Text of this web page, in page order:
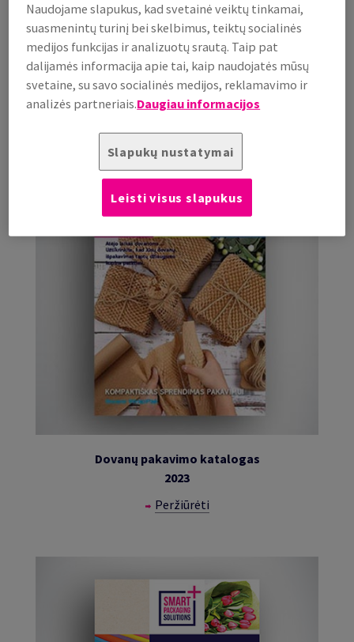
Paslaugų katalogas
2026
Peržiūrėti
Dovanų pakavimo katalogas
2023
Peržiūrėti
Naudojame slapukus, kad svetainė veiktų tinkamai,
suasmenintų turinį bei skelbimus, teiktų socialinės
medijos funkcijas ir analizuotų srautą. Taip pat
dalijamės informacija apie tai, kaip naudojatės mūsų
svetaine, su savo socialinės medijos, reklamavimo ir
analizės partneriais.Daugiau informacijos
Slapukų nustatymai
Leisti visus slapukus